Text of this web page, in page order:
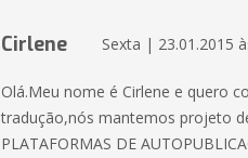
Cirlene Sexta | 23.01.2015
Olá.Meu nome é Cirlene e quero
tradução,nós mantemos projeto
PLATAFORMAS DE